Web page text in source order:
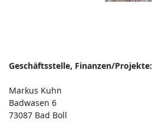
Geschäftsstelle, Finanzen/Projekte:
Markus Kuhn
Badwasen 6
73087 Bad Boll